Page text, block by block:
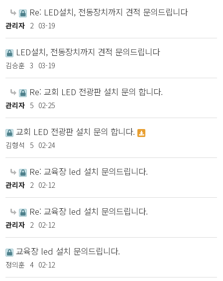
Re: LED설치, 전동장치까지 견적 문의드립니다
관리자 2 03-19
LED설치, 전동장치까지 견적 문의드립니다
김승훈 3 03-19
Re: 교회 LED 전광판 설치 문의 합니다.
관리자 5 02-25
교회 LED 전광판 설치 문의 합니다.
김형석 5 02-24
Re: 교육장 led 설치 문의드립니다.
관리자 2 02-12
Re: 교육장 led 설치 문의드립니다.
관리자 2 02-12
교육장 led 설치 문의드립니다.
정의훈 4 02-12